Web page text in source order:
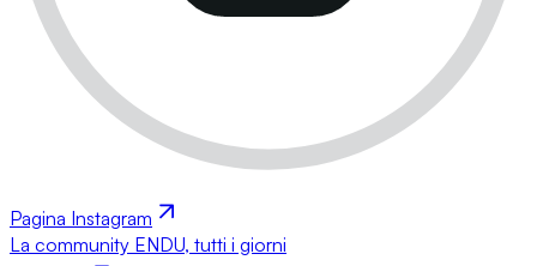
Pagina Instagram
La community ENDU, tutti i giorni